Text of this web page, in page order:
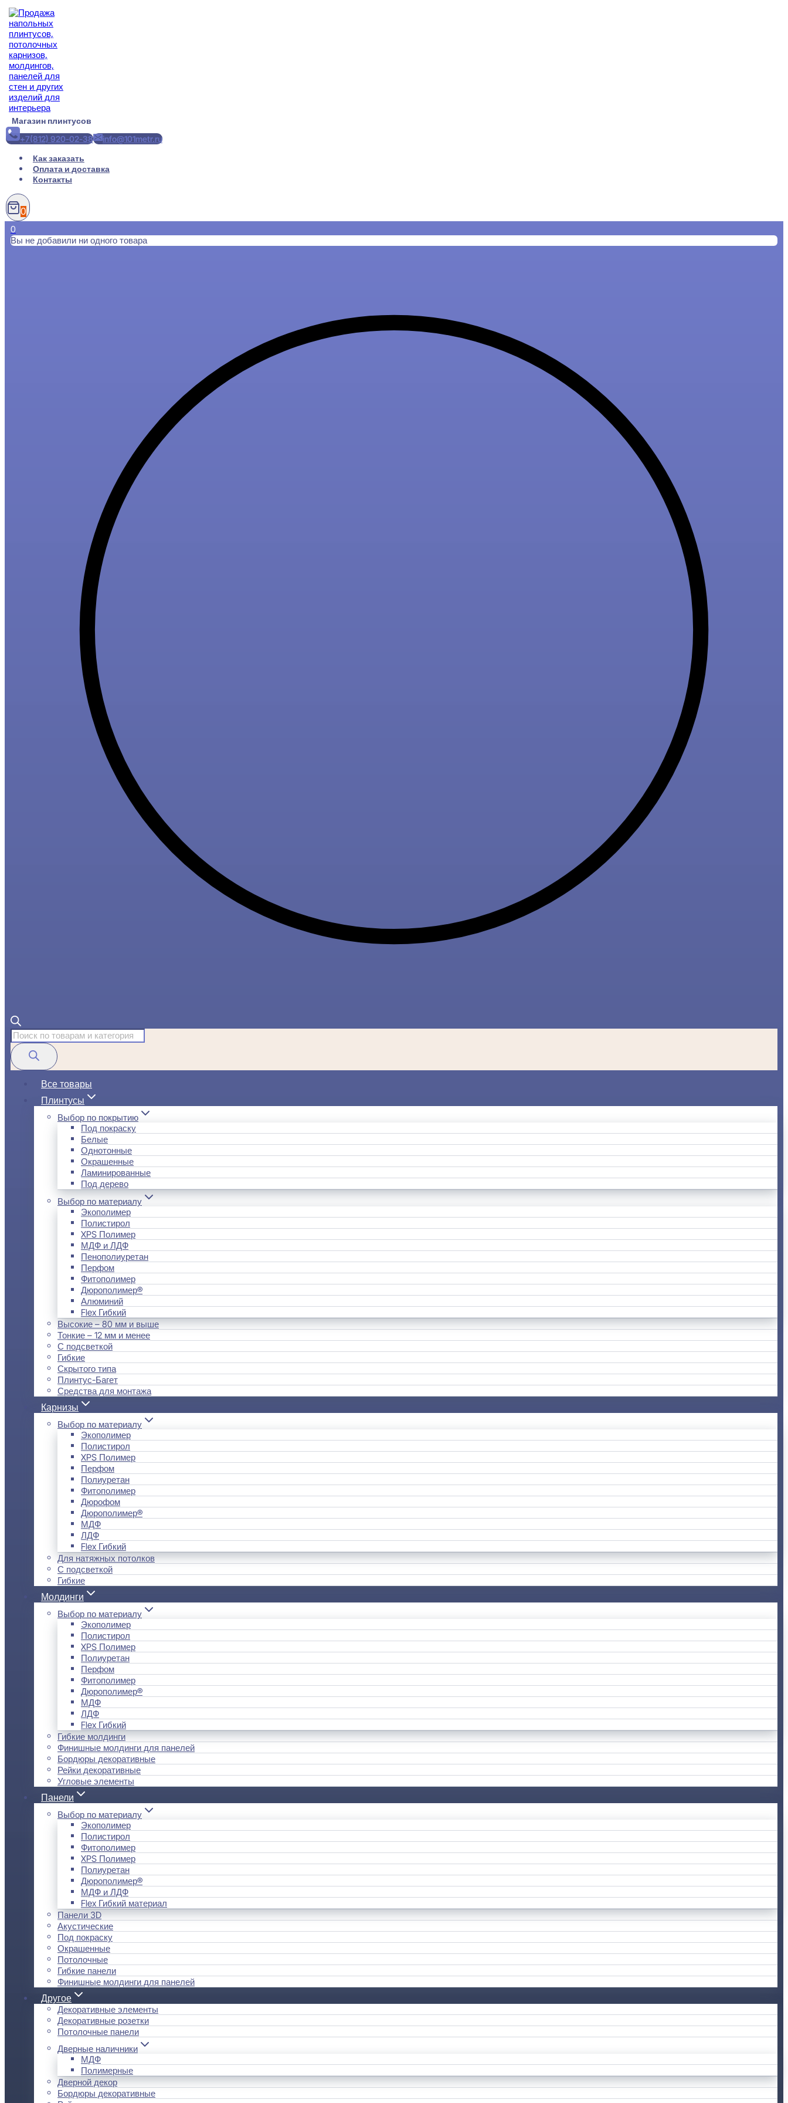
Перейти
содержимому
Магазин плинтусов
+7(812) 920-02-38
info@101metr.ru
Как заказать
Оплата и доставка
Контакты
0
0
Вы не добавили ни одного товара
Поиск
товаров
Все товары
Плинтусы
Выбор по покрытию
Под покраску
Белые
Однотонные
Окрашенные
Ламинированные
Под дерево
Выбор по материалу
Экополимер
Полистирол
XPS Полимер
МДФ и ЛДФ
Пенополиуретан
Перфом
Фитополимер
Дюрополимер®
Алюминий
Flex Гибкий
Высокие – 80 мм и выше
Тонкие – 12 мм и менее
С подсветкой
Гибкие
Скрытого типа
Плинтус-Багет
Средства для монтажа
Карнизы
Выбор по материалу
Экополимер
Полистирол
XPS Полимер
Перфом
Полиуретан
Фитополимер
Дюрофом
Дюрополимер®
МДФ
ЛДФ
Flex Гибкий
Для натяжных потолков
С подсветкой
Гибкие
Молдинги
Выбор по материалу
Экополимер
Полистирол
XPS Полимер
Полиуретан
Перфом
Фитополимер
Дюрополимер®
МДФ
ЛДФ
Flex Гибкий
Гибкие молдинги
Финишные молдинги для панелей
Бордюры декоративные
Рейки декоративные
Угловые элементы
Панели
Выбор по материалу
Экополимер
Полистирол
Фитополимер
XPS Полимер
Полиуретан
Дюрополимер®
МДФ и ЛДФ
Flex Гибкий материал
Панели 3D
Акустические
Под покраску
Окрашенные
Потолочные
Гибкие панели
Финишные молдинги для панелей
Другое
Декоративные элементы
Декоративные розетки
Потолочные панели
Дверные наличники
МДФ
Полимерные
Дверной декор
Бордюры декоративные